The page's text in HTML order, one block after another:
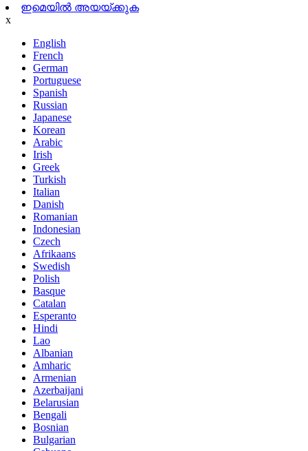
ഇമെയിൽ അയയ്ക്കുക
x
English
French
German
Portuguese
Spanish
Russian
Japanese
Korean
Arabic
Irish
Greek
Turkish
Italian
Danish
Romanian
Indonesian
Czech
Afrikaans
Swedish
Polish
Basque
Catalan
Esperanto
Hindi
Lao
Albanian
Amharic
Armenian
Azerbaijani
Belarusian
Bengali
Bosnian
Bulgarian